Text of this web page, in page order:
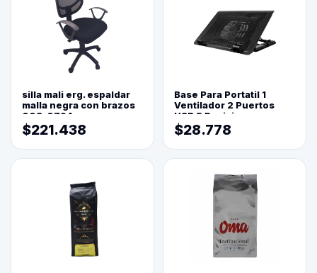
silla mali erg. espaldar
malla negra con brazos
003-0794
$221.438
Base Para Portatil 1
Ventilador 2 Puertos
USB 5 Posiciones
$28.778